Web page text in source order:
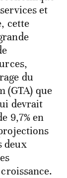
et
cette
du
(GTA) que
devrait
9,7% en
deux